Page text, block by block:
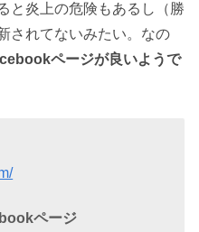
と炎上の危険もあるし（勝
されてないみたい。なの
ページが良いようで
ページ